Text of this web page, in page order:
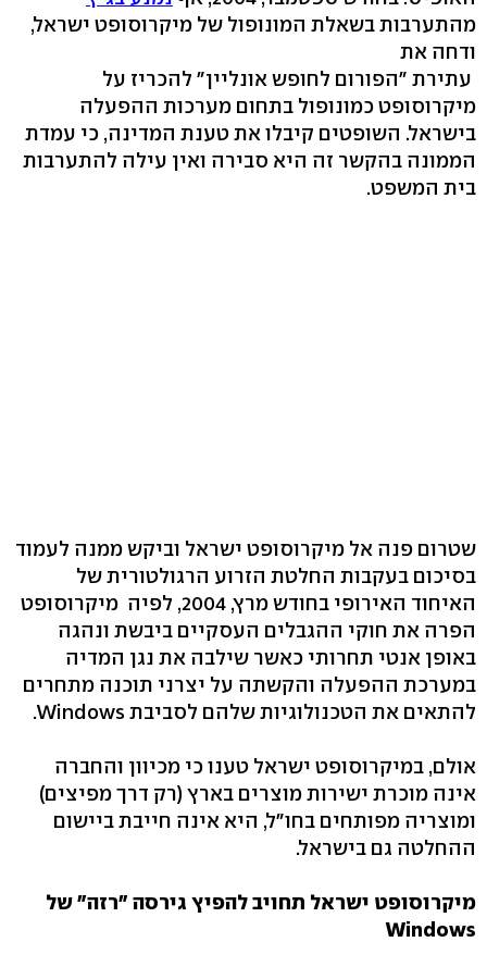
מהתערבות בשאלת המונופול של מיקרוסופט ישראל,
ודחה את
עתירת "הפורום לחופש אונליין" להכריז על
מיקרוסופט כמונופול בתחום מערכות ההפעלה
בישראל. השופטים קיבלו את טענת המדינה, כי עמדת
הממונה בהקשר זה היא סבירה ואין עילה להתערבות
בית המשפט.
שטרום פנה אל מיקרוסופט ישראל וביקש ממנה לעמוד
בסיכום בעקבות החלטת הזרוע הרגולטורית של
האיחוד האירופי בחודש מרץ, 2004, לפיה מיקרוסופט
הפרה את חוקי ההגבלים העסקיים ביבשת ונהגה
באופן אנטי תחרותי כאשר שילבה את נגן המדיה
במערכת ההפעלה והקשתה על יצרני תוכנה מתחרים
להתאים את הטכנולוגיות שלהם לסביבת Windows.
אולם, במיקרוסופט ישראל טענו כי מכיוון והחברה
אינה מוכרת ישירות מוצרים בארץ (רק דרך מפיצים)
ומוצריה מפותחים בחו"ל, היא אינה חייבת ביישום
ההחלטה גם בישראל.
מיקרוסופט ישראל תחויב להפיץ גירסה "רזה" של
Windows